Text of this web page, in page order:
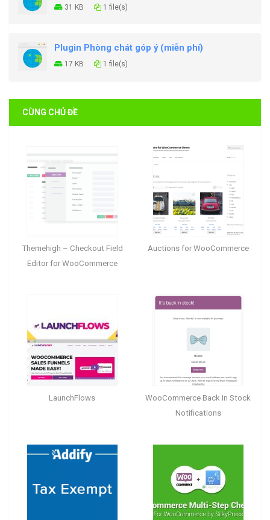
31 KB 1 file(s)
Plugin Phòng chát góp ý (miễn phí)
17 KB 1 file(s)
CÙNG CHỦ ĐỀ
Themehigh – Checkout Field
Editor for WooCommerce
Auctions for WooCommerce
LaunchFlows
WooCommerce Back In Stock
Notifications